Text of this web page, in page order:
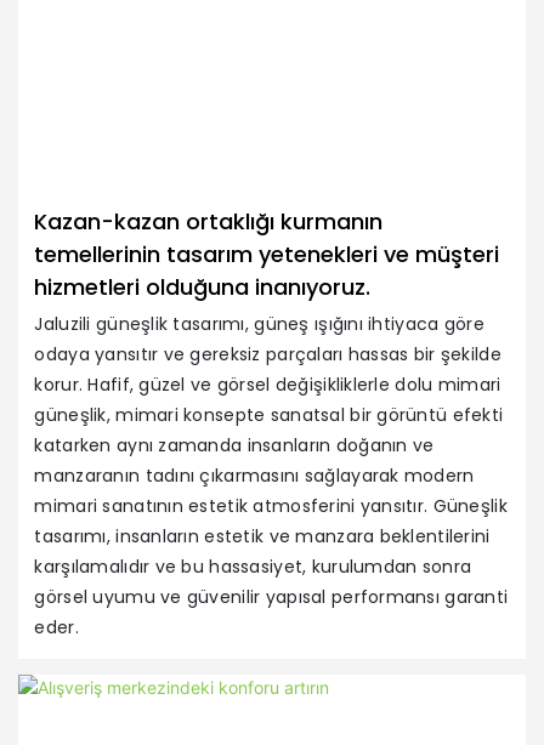
Kazan-kazan ortaklığı kurmanın
temellerinin tasarım yetenekleri ve müşteri
hizmetleri olduğuna inanıyoruz.
Jaluzili güneşlik tasarımı, güneş ışığını ihtiyaca göre
odaya yansıtır ve gereksiz parçaları hassas bir şekilde
korur. Hafif, güzel ve görsel değişikliklerle dolu mimari
güneşlik, mimari konsepte sanatsal bir görüntü efekti
katarken aynı zamanda insanların doğanın ve
manzaranın tadını çıkarmasını sağlayarak modern
mimari sanatının estetik atmosferini yansıtır. Güneşlik
tasarımı, insanların estetik ve manzara beklentilerini
karşılamalıdır ve bu hassasiyet, kurulumdan sonra
görsel uyumu ve güvenilir yapısal performansı garanti
eder.